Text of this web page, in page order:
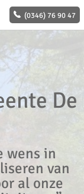
(0346) 76 90 47
De
wens in
van
al onze